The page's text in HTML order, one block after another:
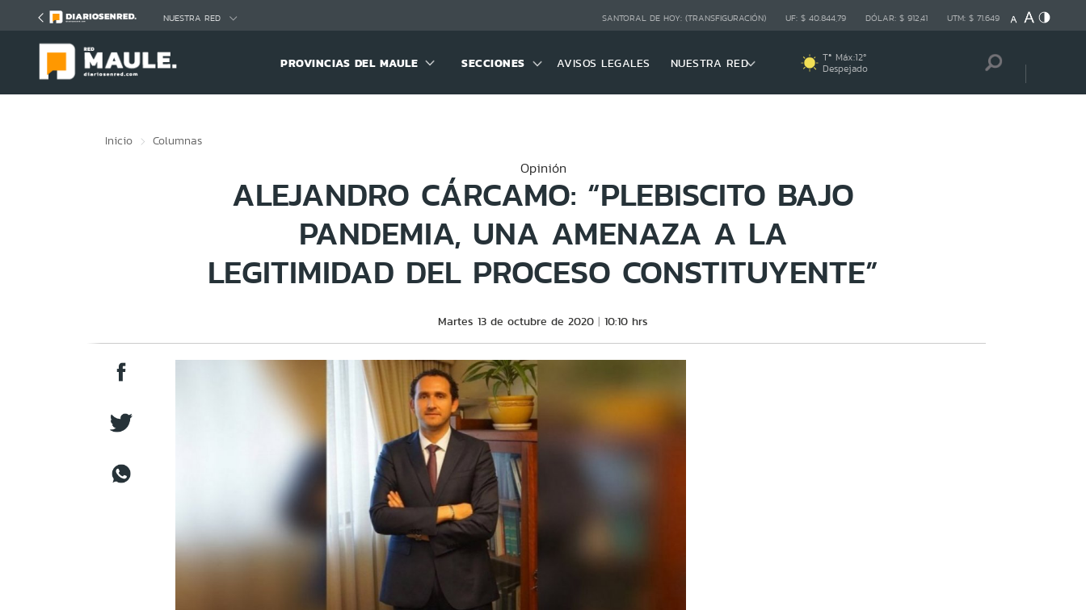
NUESTRA RED SANTORAL DE HOY: (TRANSFIGURACIÓN) UF: $ 40.844,79 DÓLAR: $ 912,41 UTM: $ 71.649
PROVINCIAS DEL MAULE SECCIONES AVISOS LEGALES NUESTRA RED Tª Máx:12º
Despejado
Inicio Columnas
Opinión
ALEJANDRO CÁRCAMO: “PLEBISCITO BAJO
PANDEMIA, UNA AMENAZA A LA
LEGITIMIDAD DEL PROCESO CONSTITUYENTE”
Martes 13 de octubre de 2020 10:10 hrs